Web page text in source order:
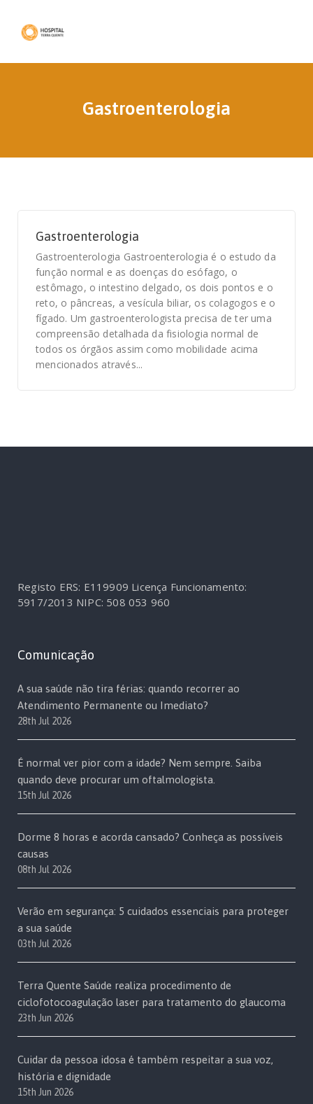
Gastroenterologia
Gastroenterologia
Gastroenterologia Gastroenterologia é o estudo da
função normal e as doenças do esófago, o
estômago, o intestino delgado, os dois pontos e o
reto, o pâncreas, a vesícula biliar, os colagogos e o
fígado. Um gastroenterologista precisa de ter uma
compreensão detalhada da fisiologia normal de
todos os órgãos assim como mobilidade acima
mencionados através...
Registo ERS: E119909 Licença Funcionamento:
5917/2013 NIPC: 508 053 960
Comunicação
A sua saúde não tira férias: quando recorrer ao
Atendimento Permanente ou Imediato?
28th Jul 2026
É normal ver pior com a idade? Nem sempre. Saiba
quando deve procurar um oftalmologista.
15th Jul 2026
Dorme 8 horas e acorda cansado? Conheça as possíveis
causas
08th Jul 2026
Verão em segurança: 5 cuidados essenciais para proteger
a sua saúde
03th Jul 2026
Terra Quente Saúde realiza procedimento de
ciclofotocoagulação laser para tratamento do glaucoma
23th Jun 2026
Cuidar da pessoa idosa é também respeitar a sua voz,
história e dignidade
15th Jun 2026